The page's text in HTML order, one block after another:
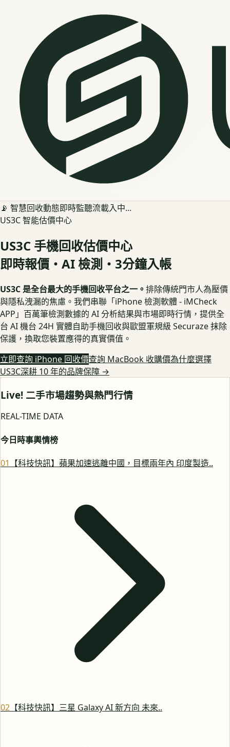
📡 智慧回收動態即時監聽流載入中...
US3C 智能估價中心
US3C 手機回收估價中心
即時報價・AI 檢測・3分鐘入帳
US3C 是全台最大的手機回收平台之一。 排除傳統門市人為壓價
與隱私洩漏的焦慮。我們串聯「iPhone 檢測軟體 - iMCheck
APP」百萬筆檢測數據的 AI 分析結果與市場即時行情，提供全
台 AI 機台 24H 實體自助手機回收與歐盟軍規級 Securaze 抹除
保護，換取您裝置應得的真實價值。
立即查詢 iPhone 回收價查詢 MacBook 收購價為什麼選擇
US3C深耕 10 年的品牌保障 →
Live! 二手市場趨勢與熱門行情
REAL-TIME DATA
今日時事輿情榜
01 【科技快訊】蘋果加速逃離中國，目標兩年內 印度製造..
02 【科技快訊】三星 Galaxy AI 新方向 未來..